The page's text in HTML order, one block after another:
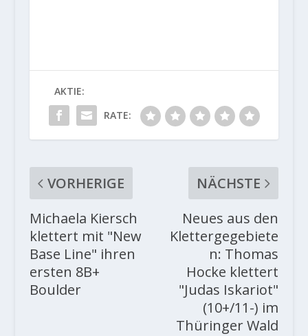
AKTIE:
RATE:
VORHERIGE
Michaela Kiersch
klettert mit "New
Base Line" ihren
ersten 8B+
Boulder
NÄCHSTE
Neues aus den
Klettergegebiete
n: Thomas
Hocke klettert
"Judas Iskariot"
(10+/11-) im
Thüringer Wald